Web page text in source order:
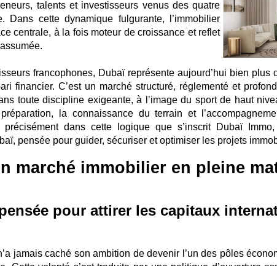
talents et investisseurs venus des quatre
Dans cette dynamique fulgurante, l’immobilier
centrale, à la fois moteur de croissance et reflet
francophones, Dubaï représente aujourd’hui bien plus
financier. C’est un marché structuré, réglementé et
toute discipline exigeante, à l’image du sport de haut
la connaissance du terrain et
précisément dans cette logique que s’inscrit Dubaï
pensée pour guider, sécuriser et optimiser les projets
marché immobilier en pleine
pour attirer les capitaux
jamais caché son ambition de devenir l’un des pôles